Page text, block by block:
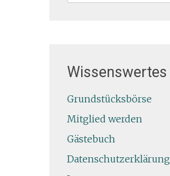
Wissenswertes
Grundstücksbörse
Mitglied werden
Gästebuch
Datenschutzerklärung